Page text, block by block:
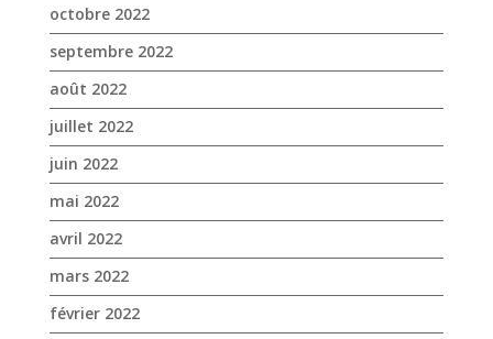
octobre 2022
septembre 2022
août 2022
juillet 2022
juin 2022
mai 2022
avril 2022
mars 2022
février 2022